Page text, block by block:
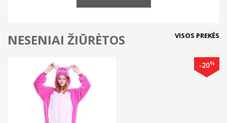
NESENIAI ŽIŪRĖTOS VISOS PREKĖS
-20%